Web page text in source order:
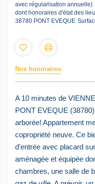
avec régularisation annuelle)
dont honoraires d'état des
38780 PONT EVEQUE
Nos honoraires
A 10 minutes de
PONT EVEQUE
arborée! Appartement
copropriété neuve. Ce
d'entrée avec placard
aménagée et équipée
chambres, une salle de